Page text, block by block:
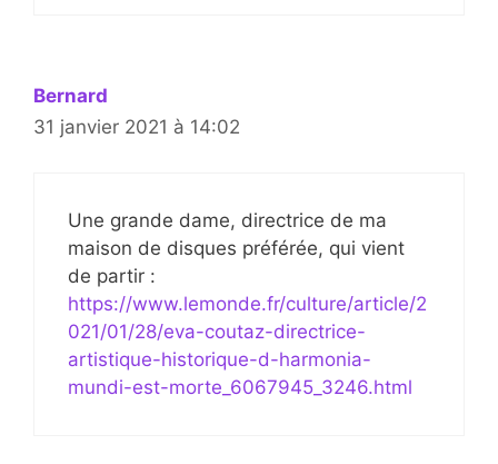
Bernard
31 janvier 2021 à 14:02
Une grande dame, directrice de ma
maison de disques préférée, qui vient
de partir :
https://www.lemonde.fr/culture/article/2
021/01/28/eva-coutaz-directrice-
artistique-historique-d-harmonia-
mundi-est-morte_6067945_3246.html